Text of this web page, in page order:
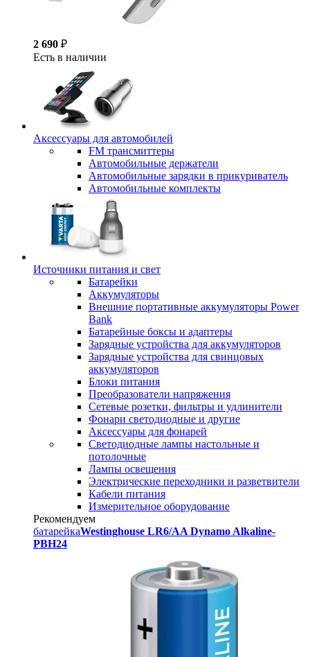
2 690 ₽
Есть в наличии
Аксессуары для автомобилей
FM трансмиттеры
Автомобильные держатели
Автомобильные зарядки в прикуриватель
Автомобильные комплекты
Источники питания и свет
Батарейки
Аккумуляторы
Внешние портативные аккумуляторы Power
Bank
Батарейные боксы и адаптеры
Зарядные устройства для аккумуляторов
Зарядные устройства для свинцовых
аккумуляторов
Блоки питания
Преобразователи напряжения
Сетевые розетки, фильтры и удлинители
Фонари светодиодные и другие
Аксессуары для фонарей
Светодиодные лампы настольные и
потолочные
Лампы освещения
Электрические переходники и разветвители
Кабели питания
Измерительное оборудование
Рекомендуем
батарейкаWestinghouse LR6/AA Dynamo Alkaline-
PBH24